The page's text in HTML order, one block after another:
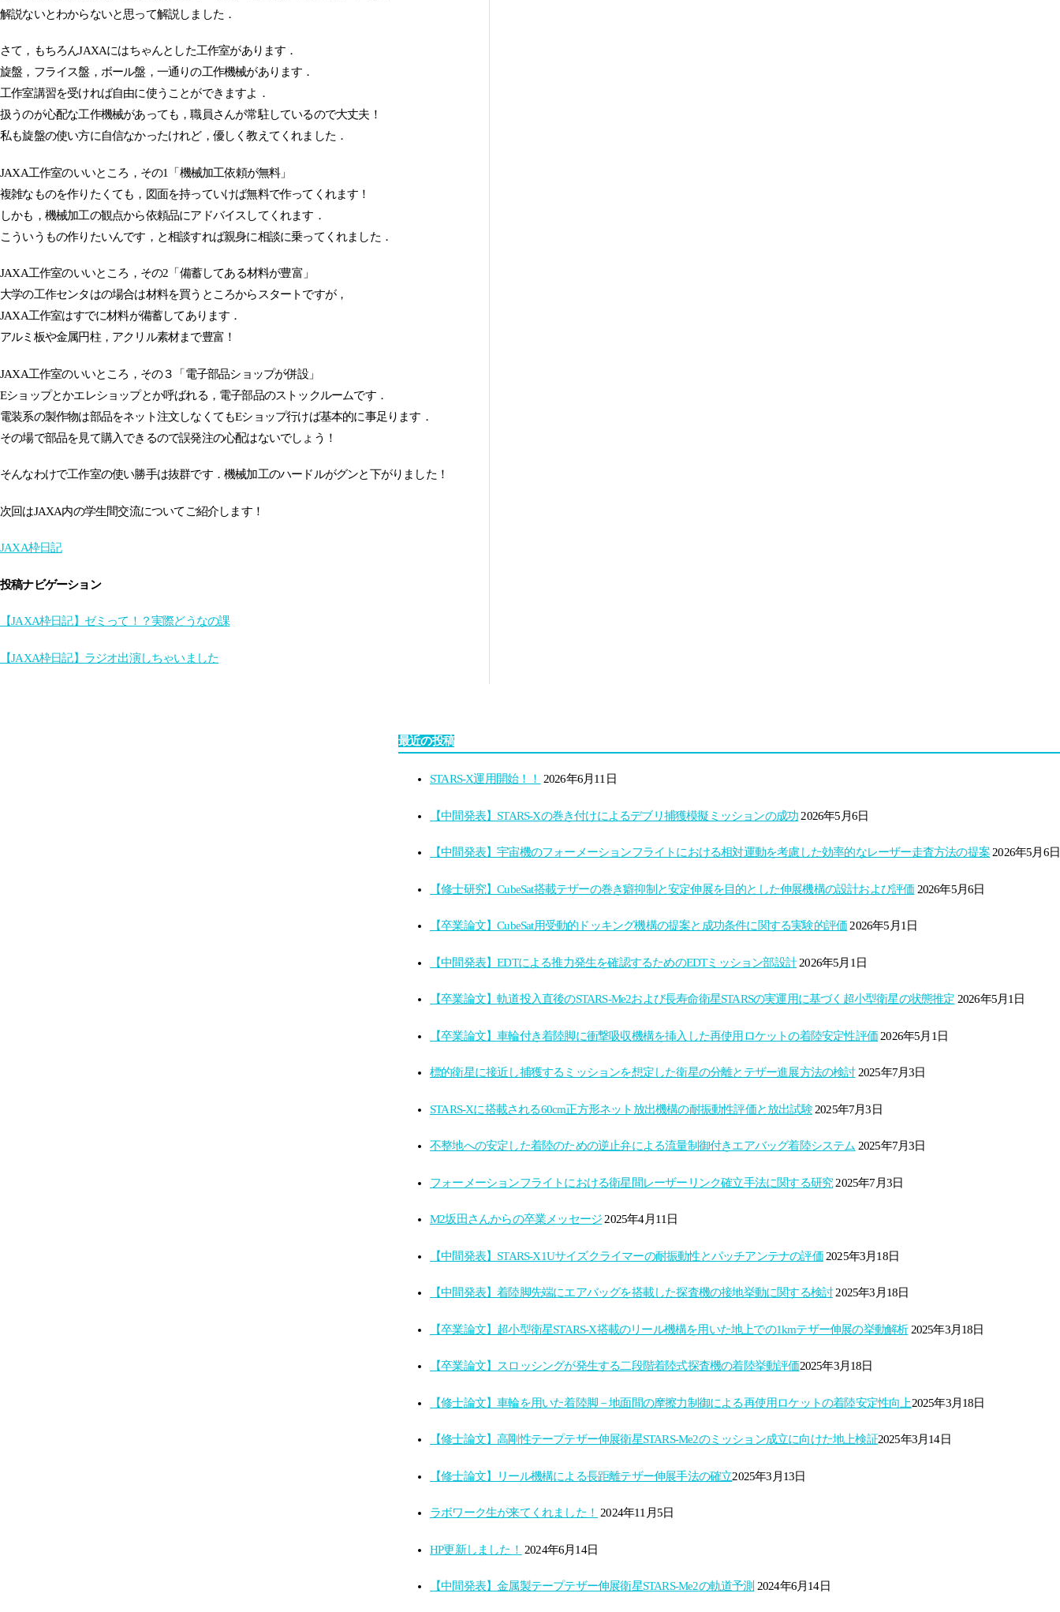
解説ないとわからないと思って解説しました．
さて，もちろんJAXAにはちゃんとした工作室があります．
旋盤，フライス盤，ボール盤，一通りの工作機械があります．
工作室講習を受ければ自由に使うことができますよ．
扱うのが心配な工作機械があっても，職員さんが常駐しているので大丈夫！
私も旋盤の使い方に自信なかったけれど，優しく教えてくれました．
JAXA工作室のいいところ，その1「機械加工依頼が無料」
複雑なものを作りたくても，図面を持っていけば無料で作ってくれます！
しかも，機械加工の観点から依頼品にアドバイスしてくれます．
こういうもの作りたいんです，と相談すれば親身に相談に乗ってくれました．
JAXA工作室のいいところ，その2「備蓄してある材料が豊富」
大学の工作センタはの場合は材料を買うところからスタートですが，
JAXA工作室はすでに材料が備蓄してあります．
アルミ板や金属円柱，アクリル素材まで豊富！
JAXA工作室のいいところ，その３「電子部品ショップが併設」
Eショップとかエレショップとか呼ばれる，電子部品のストックルームです．
電装系の製作物は部品をネット注文しなくてもEショップ行けば基本的に事足ります．
その場で部品を見て購入できるので誤発注の心配はないでしょう！
そんなわけで工作室の使い勝手は抜群です．機械加工のハードルがグンと下がりました！
次回はJAXA内の学生間交流についてご紹介します！
JAXA枠日記
投稿ナビゲーション
【JAXA枠日記】ゼミって！？実際どうなの課
【JAXA枠日記】ラジオ出演しちゃいました
最近の投稿
STARS-X運用開始！！ 2026年6月11日
【中間発表】STARS-Xの巻き付けによるデブリ捕獲模擬ミッションの成功 2026年5月6日
【中間発表】宇宙機のフォーメーションフライトにおける相対運動を考慮した効率的なレーザー走査方法の提案 2026年5月6日
【修士研究】CubeSat搭載テザーの巻き癖抑制と安定伸展を目的とした伸展機構の設計および評価 2026年5月6日
【卒業論文】CubeSat用受動的ドッキング機構の提案と成功条件に関する実験的評価 2026年5月1日
【中間発表】EDTによる推力発生を確認するためのEDTミッション部設計 2026年5月1日
【卒業論文】軌道投入直後のSTARS-Me2および長寿命衛星STARSの実運用に基づく超小型衛星の状態推定 2026年5月1日
【卒業論文】車輪付き着陸脚に衝撃吸収機構を挿入した再使用ロケットの着陸安定性評価 2026年5月1日
標的衛星に接近し捕獲するミッションを想定した衛星の分離とテザー進展方法の検討 2025年7月3日
STARS-Xに搭載される60cm正方形ネット放出機構の耐振動性評価と放出試験 2025年7月3日
不整地への安定した着陸のための逆止弁による流量制御付きエアバッグ着陸システム 2025年7月3日
フォーメーションフライトにおける衛星間レーザーリンク確立手法に関する研究 2025年7月3日
M2坂田さんからの卒業メッセージ 2025年4月11日
【中間発表】STARS-X1Uサイズクライマーの耐振動性とパッチアンテナの評価 2025年3月18日
【中間発表】着陸脚先端にエアバッグを搭載した探査機の接地挙動に関する検討 2025年3月18日
【卒業論文】超小型衛星STARS-X搭載のリール機構を用いた地上での1kmテザー伸展の挙動解析 2025年3月18日
【卒業論文】スロッシングが発生する​二段階着陸式探査機の着陸挙動評価​2025年3月18日
【修士論文】車輪を用いた着陸脚－地面間の摩擦力制御による再使用ロケットの着陸安定性向上​2025年3月18日
【修士論文】高剛性テープテザー伸展衛星STARS-Me2の​ミッション成立に向けた地上検証​2025年3月14日
【修士論文】リール機構による長距離テザー伸展手法の確立​2025年3月13日
ラボワーク生が来てくれました！ 2024年11月5日
HP更新しました！ 2024年6月14日
【中間発表】金属製テープテザー伸展衛星STARS-Me2の軌道予測 2024年6月14日